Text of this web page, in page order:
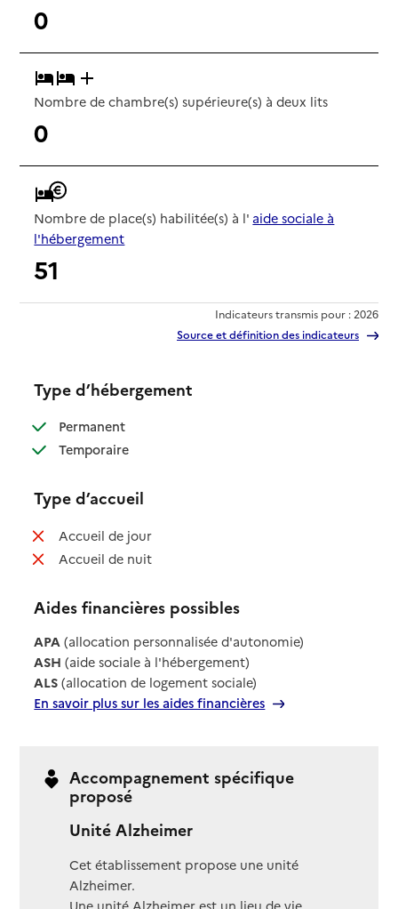
0
Nombre de chambre(s) supérieure(s) à deux lits
0
Nombre de place(s) habilitée(s) à l' aide sociale à
l'hébergement
51
Indicateurs transmis pour : 2026
Source et définition des indicateurs
Type d’hébergement
Permanent: disponible
Temporaire: disponible
Type d’accueil
Accueil de jour: non disponible
Accueil de nuit: non disponible
Aides financières possibles
APA (allocation personnalisée d'autonomie)
ASH (aide sociale à l'hébergement)
ALS (allocation de logement sociale)
En savoir plus sur les aides financières
Accompagnement spécifique
proposé
Unité Alzheimer
Cet établissement propose une unité
Alzheimer.